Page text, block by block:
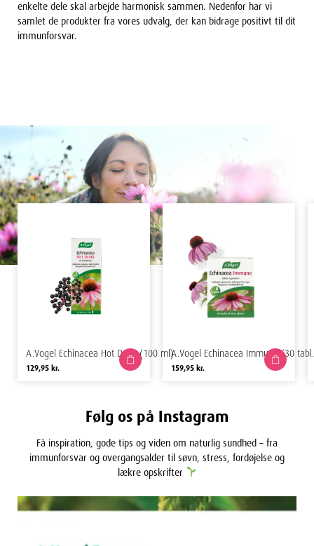
enkelte dele skal arbejde harmonisk sammen. Nedenfor har vi
samlet de produkter fra vores udvalg, der kan bidrage positivt til dit
immunforsvar.
A.Vogel Echinacea Hot Drink (100 ml)
129,95kr.
A.Vogel Echinacea Immune (30
159,95kr.
Følg os på Instagram
Få inspiration, gode tips og viden om naturlig sundhed – fra
immunforsvar og overgangsalder til søvn, stress, fordøjelse og
lækre opskrifter